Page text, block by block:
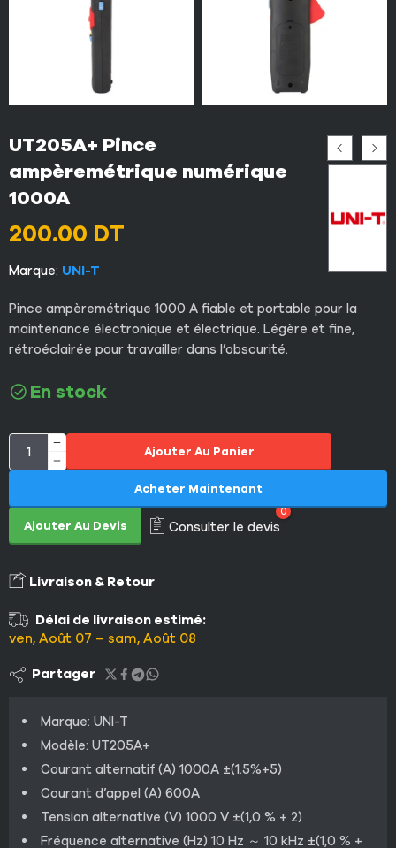
UT205A+ Pince
ampèremétrique numérique
1000A
200.00 DT
Marque: UNI-T
Pince ampèremétrique 1000 A fiable et portable pour la
maintenance électronique et électrique. Légère et fine,
rétroéclairée pour travailler dans l’obscurité.
En stock
Ajouter Au Panier
Ajouter Au Devis Consulter le devis
0
Acheter Maintenant
Livraison & Retour
Délai de livraison estimé:
ven, Août 07 – sam, Août 08
Partager
Marque: UNI-T
Modèle: UT205A+
Courant alternatif (A) 1000A ±(1.5%+5)
Courant d’appel (A) 600A
Tension alternative (V) 1000 V ±(1,0 % + 2)
Fréquence alternative (Hz) 10 Hz ～ 10 kHz ±(1,0 % +